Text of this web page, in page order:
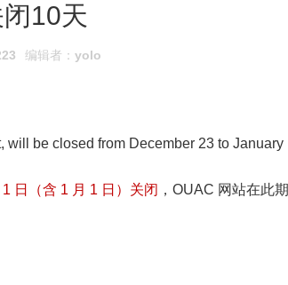
10天
编辑者： yolo
be closed from December 23 to January
日（含 1 月 1 日）关闭 ，OUAC 网站在此期